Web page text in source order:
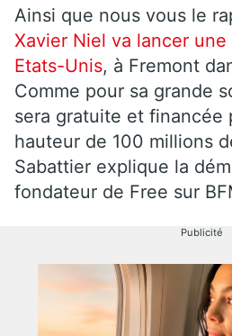
Ainsi que nous vous le
Xavier Niel va lancer
Etats-Unis, à Fremont
Comme pour sa grande
sera gratuite et financée
hauteur de 100 millions
Sabattier explique la
fondateur de Free sur
Publicité